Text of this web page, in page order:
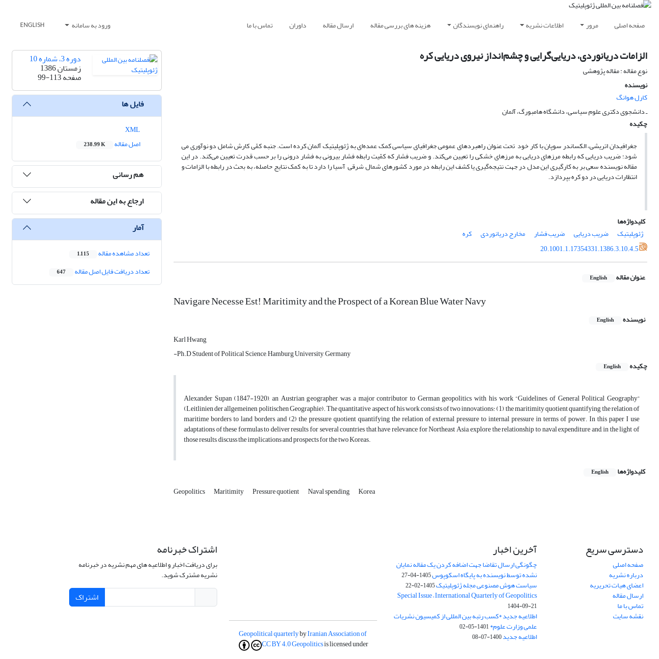
صفحه اصلی مرور اطلاعات نشریه راهنمای نویسندگان هزینه های بررسی مقاله ارسال مقاله داوران تماس با ما ورود به سامانه ENGLISH
الزامات دریانوردی، دریایی‌گرایی و چشم‌انداز نیروی دریایی کره
نوع مقاله : مقاله پژوهشی
نویسنده
کارل هوانگ
ـ دانشجوی دکتری علوم سیاسی، دانشگاه هامبورگ، آلمان
چکیده
جغرافیدان اتریشی، الکساندر سوپان با کار خود تحت عنوان راهبردهای عمومی جغرافیای سیاسی کمک عمده‌ای به ژئوپلیتیک آلمان کرده است. جنبه کمّی کارش شامل دو نوآوری می
شود: ضریب دریایی که رابطه مرزهای دریایی به مرزهای خشکی را تعیین می‌کند. و ضریب فشار که کمّیت رابطه فشار بیرونی به فشار درونی را بر حسب قدرت تعیین می‌کند. در این
مقاله نویسنده سعی بر به کارگیری این مدل در جهت نتیجه‌گیری یا کشف این رابطه در مورد کشورهای شمال شرقی آسیا را دارد تا به کمک نتایج حاصله، به بحث در رابطه با الزامات و
انتظارات دریایی در دو کره بپردازد.
کلیدواژه‌ها
ژئوپلیتیک
ضریب دریایی ضریب فشار مخارج دریانوردی
کره
20.1001.1.17354331.1386.3.10.4.5
عنوان مقاله English
Navigare Necesse Est! Maritimity and the Prospect of a Korean Blue Water Navy
نویسنده English
Karl Hwang
-Ph.D Student of Political Science, Hamburg University, Germany
چکیده
English
Alexander Supan (1847-1920), an Austrian geographer, was a major contributor to German geopolitics with his work “Guidelines of General Political Geography”
(Leitlinien der allgemeinen politischen Geographie). The quantitative aspect of his work consists of two innovations: (1) the maritimity quotient quantifying the relation of
maritime borders to land borders and (2) the pressure quotient quantifying the relation of external pressure to internal pressure in terms of power. In this paper I use
adaptations of these formulas to deliver results for several countries that have relevance for Northeast Asia, explore the relationship to naval expenditure and, in the light of
those results, discuss the implications and prospects for the two Koreas.
کلیدواژه‌ها English
Geopolitics Maritimity Pressure quotient Naval spending Korea
دوره 3، شماره 10
زمستان 1386
صفحه99-113
فایل ها
اصل مقاله
238.99 K
هم رسانی
ارجاع به این مقاله
آمار
تعداد مشاهده مقاله 1,115
تعداد دریافت فایل اصل مقاله 647
دسترسی سریع
صفحه اصلی
درباره نشریه
اعضای هیات تحریریه
ارسال مقاله
تماس با ما
نقشه سایت
آخرین اخبار
چگونگی ارسال تقاضا جهت اضافه کردن یک مقاله نمایان
نشده توسط نویسنده به پایگاه اسکوپوس1405-04-27
سیاست هوش مصنوعی مجله ژئوپلیتیک1405-02-22
Special Issue – International Quarterly of Geopolitics
1404-09-21
اطلاعیه جدید *کسب رتبه بین المللی از کمیسیون نشریات
علمی وزارت علوم*1401-05-02
اطلاعیه جدید1400-07-08
Geopolitical quarterlybyIranian Association of
Geopoliticsis licensed under
CC BY 4.0
اشتراک خبرنامه
برای دریافت اخبار و اطلاعیه های مهم نشریه در خبرنامه
نشریه مشترک شوید.
اشتراک